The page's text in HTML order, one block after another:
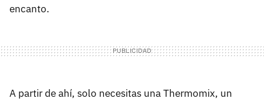
encanto.
A partir de ahí, solo necesitas una Thermomix, un